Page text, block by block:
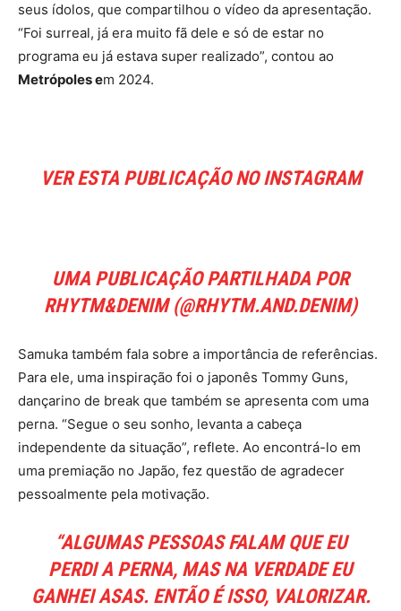
seus ídolos, que compartilhou o vídeo da apresentação.
“Foi surreal, já era muito fã dele e só de estar no
programa eu já estava super realizado”, contou ao
Metrópoles em 2024.
VER ESTA PUBLICAÇÃO NO INSTAGRAM
UMA PUBLICAÇÃO PARTILHADA POR
RHYTM&DENIM (@RHYTM.AND.DENIM)
Samuka também fala sobre a importância de referências.
Para ele, uma inspiração foi o japonês Tommy Guns,
dançarino de break que também se apresenta com uma
perna. “Segue o seu sonho, levanta a cabeça
independente da situação”, reflete. Ao encontrá-lo em
uma premiação no Japão, fez questão de agradecer
pessoalmente pela motivação.
“ALGUMAS PESSOAS FALAM QUE EU
PERDI A PERNA, MAS NA VERDADE EU
GANHEI ASAS. ENTÃO É ISSO, VALORIZAR.